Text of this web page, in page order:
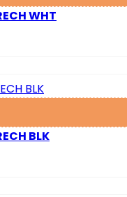
WHT
BLK